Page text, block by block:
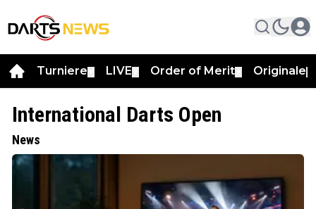
Turniere LIVE Order of Merit Originale
International Darts Open
News